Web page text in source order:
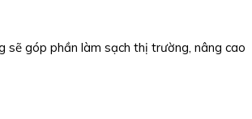
sẽ góp phần làm sạch thị trường, nâng cao